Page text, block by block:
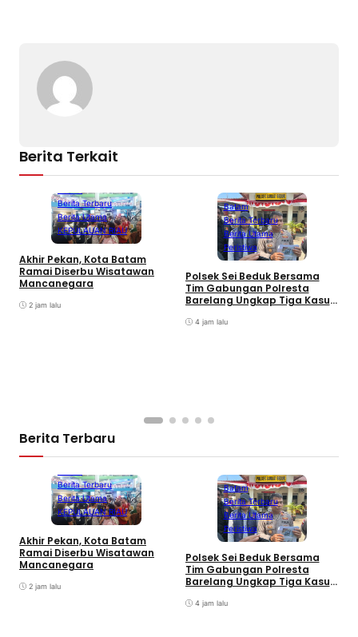
Berita Terkait
Berita Terbaru
Berita Utama
KEPULAUAN RIAU
Akhir Pekan, Kota Batam
Ramai Diserbu Wisatawan
Mancanegara
2 jam lalu
Batam
Berita Terbaru
Berita Utama
Peristiwa
Polsek Sei Beduk Bersama
Tim Gabungan Polresta
Barelang Ungkap Tiga Kasus
4 jam lalu
Berita Terbaru
Berita Terbaru
Berita Utama
KEPULAUAN RIAU
Akhir Pekan, Kota Batam
Ramai Diserbu Wisatawan
Mancanegara
2 jam lalu
Batam
Berita Terbaru
Berita Utama
Peristiwa
Polsek Sei Beduk Bersama
Tim Gabungan Polresta
Barelang Ungkap Tiga Kasus
4 jam lalu